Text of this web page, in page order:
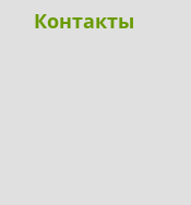
Контакты